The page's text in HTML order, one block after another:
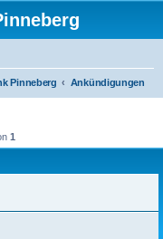
Pinneberg Ankündigungen
1